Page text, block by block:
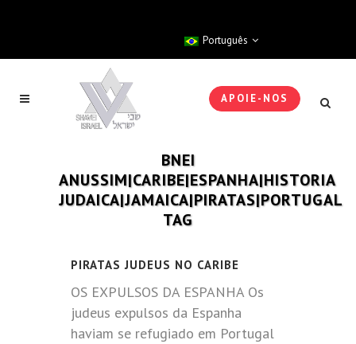
Português
APOIE-NOS
BNEI
ANUSSIM|CARIBE|ESPANHA|HISTORIA
JUDAICA|JAMAICA|PIRATAS|PORTUGAL
TAG
PIRATAS JUDEUS NO CARIBE
OS EXPULSOS DA ESPANHA Os
judeus expulsos da Espanha
haviam se refugiado em Portugal